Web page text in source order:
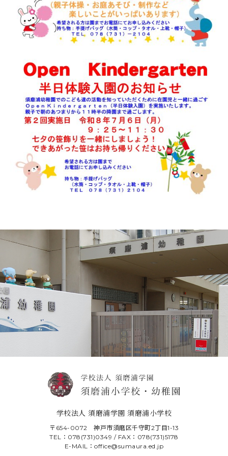
学校法人 須磨浦学園 須磨浦小学校
〒654-0072 神戸市須磨区千守町2丁目1-13
TEL：078(731)0349 / FAX：078(731)5178
E-MAIL：office@sumaura.ed.jp